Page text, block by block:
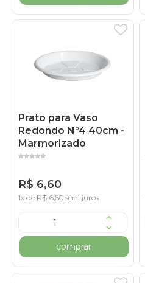
Prato para Vaso
Redondo N°4 40cm -
Marmorizado
R$ 6,60
1x de R$ 6,60 sem juros
comprar